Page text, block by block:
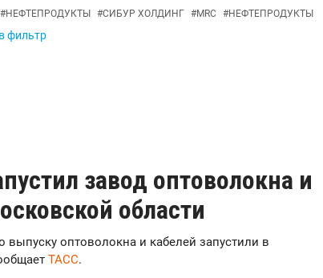
#НЕФТЕПРОДУКТЫ #СИБУР ХОЛДИНГ #MRC #НЕФТЕПРОДУКТЫ
фильтр
завод оптоволокна и
области
выпуску оптоволокна и кабелей запустили в
ТАСС.